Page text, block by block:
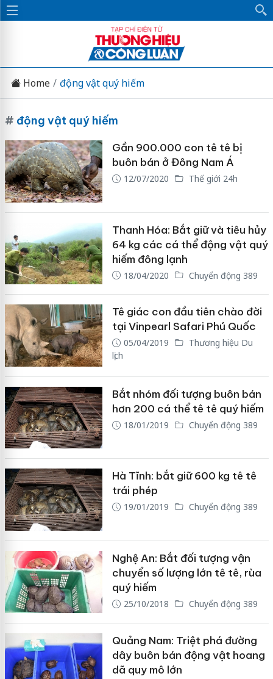
Home động vật quý hiếm
# động vật quý hiếm
Gần 900.000 con tê tê bị
buôn bán ở Đông Nam Á
12/07/2020 Thế giới 24h
Thanh Hóa: Bắt giữ và tiêu hủy
64 kg các cá thể động vật quý
hiếm đông lạnh
18/04/2020 Chuyển động 389
Tê giác con đầu tiên chào đời
tại Vinpearl Safari Phú Quốc
05/04/2019
Thương hiệu Du
lịch
Bắt nhóm đối tượng buôn bán
hơn 200 cá thể tê tê quý hiếm
18/01/2019 Chuyển động 389
Hà Tĩnh: bắt giữ 600 kg tê tê
trái phép
19/01/2019 Chuyển động 389
Nghệ An: Bắt đối tượng vận
chuyển số lượng lớn tê tê, rùa
quý hiếm
25/10/2018 Chuyển động 389
Quảng Nam: Triệt phá đường
dây buôn bán động vật hoang
dã quy mô lớn